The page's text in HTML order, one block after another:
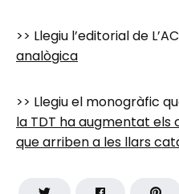
>> Llegiu l’editorial de
analògica
>> Llegiu el monogràfic
la TDT ha augmentat els
que arriben a les llars